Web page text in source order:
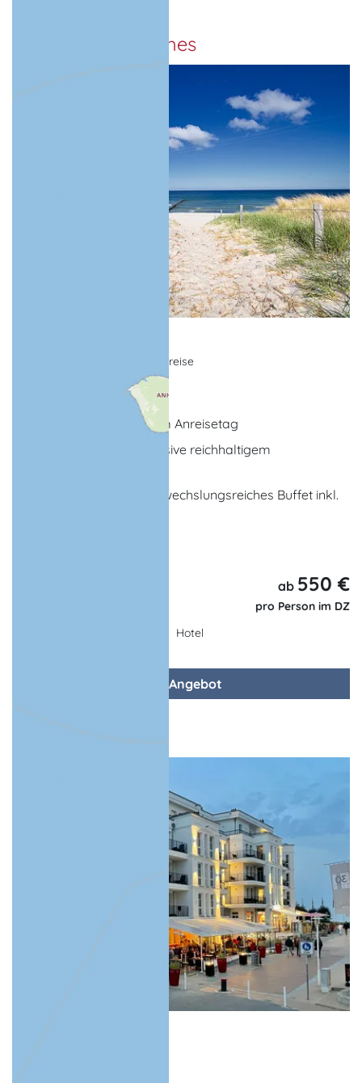
Top Kulinarisches
Wellnessangebot, Urlaubsreise
Ostseebad Wustrow
Begrüßungsgetränk am Anreisetag
5 x Übernachtung inklusive reichhaltigem
5 x Abendessen als abwechslungsreiches Buffet inkl.
ab 550 €
pro Person im DZ
Hotel
zum Angebot